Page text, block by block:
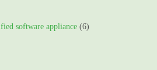
software appliance (6)